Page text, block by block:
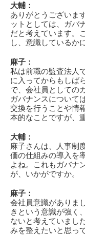
大輔：
ありがとうございま
ットとしては、ガバ
だと考えています。
し、意識しているか
麻子：
私は前職の監査法人
に入ってからもしば
で、会社員としての
ガバナンスについて
交換を行うことや情
本的なことですが、
大輔：
麻子さんは、人事制
価の仕組みの導入を
よね。これもガバナ
が、いかがですか。
麻子：
会社員意識がありま
きという意識が強く
ないと考えていまし
みを整えたいと思っ